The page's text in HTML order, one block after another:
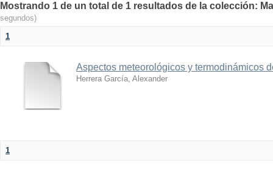
Mostrando 1 de un total de 1 resultados de la colección:
segundos)
1
Aspectos meteorológicos y termodinámicos
Herrera García, Alexander
1